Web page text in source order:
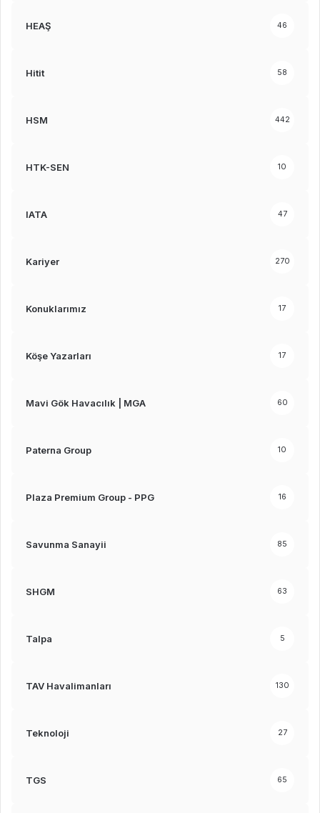
HEAŞ 46
Hitit 58
HSM 442
HTK-SEN 10
IATA 47
Kariyer 270
Konuklarımız 17
Köşe Yazarları 17
Mavi Gök Havacılık | MGA 60
Paterna Group 10
Plaza Premium Group - PPG 16
Savunma Sanayii 85
SHGM 63
Talpa 5
TAV Havalimanları 130
Teknoloji 27
TGS 65